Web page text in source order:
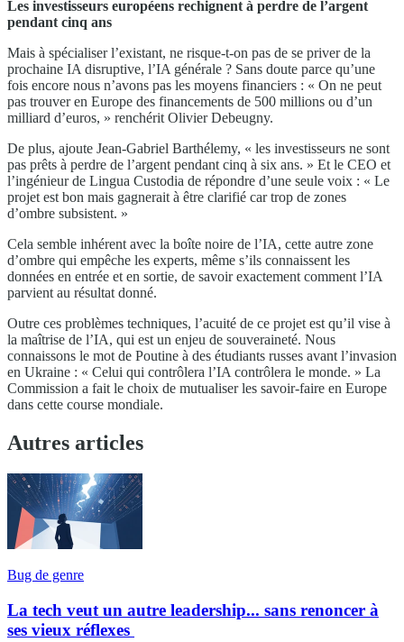
Les investisseurs européens rechignent à perdre de l’argent
pendant cinq ans
Mais à spécialiser l’existant, ne risque-t-on pas de se priver de la
prochaine IA disruptive, l’IA générale ? Sans doute parce qu’une
fois encore nous n’avons pas les moyens financiers : « On ne peut
pas trouver en Europe des financements de 500 millions ou d’un
milliard d’euros, » renchérit Olivier Debeugny.
De plus, ajoute Jean-Gabriel Barthélemy, « les investisseurs ne sont
pas prêts à perdre de l’argent pendant cinq à six ans. » Et le CEO et
l’ingénieur de Lingua Custodia de répondre d’une seule voix : « Le
projet est bon mais gagnerait à être clarifié car trop de zones
d’ombre subsistent. »
Cela semble inhérent avec la boîte noire de l’IA, cette autre zone
d’ombre qui empêche les experts, même s’ils connaissent les
données en entrée et en sortie, de savoir exactement comment l’IA
parvient au résultat donné.
Outre ces problèmes techniques, l’acuité de ce projet est qu’il vise à
la maîtrise de l’IA, qui est un enjeu de souveraineté. Nous
connaissons le mot de Poutine à des étudiants russes avant l’invasion
en Ukraine : « Celui qui contrôlera l’IA contrôlera le monde. » La
Commission a fait le choix de mutualiser les savoir-faire en Europe
dans cette course mondiale.
Autres articles
Bug de genre
La tech veut un autre leadership... sans renoncer à
ses vieux réflexes